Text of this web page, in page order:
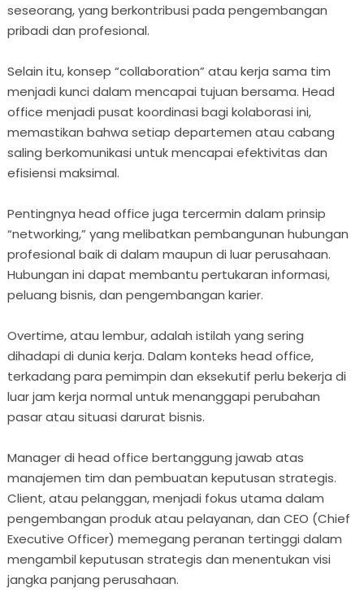
seseorang, yang berkontribusi pada pengembangan
pribadi dan profesional.
Selain itu, konsep “collaboration” atau kerja sama tim
menjadi kunci dalam mencapai tujuan bersama. Head
office menjadi pusat koordinasi bagi kolaborasi ini,
memastikan bahwa setiap departemen atau cabang
saling berkomunikasi untuk mencapai efektivitas dan
efisiensi maksimal.
Pentingnya head office juga tercermin dalam prinsip
“networking,” yang melibatkan pembangunan hubungan
profesional baik di dalam maupun di luar perusahaan.
Hubungan ini dapat membantu pertukaran informasi,
peluang bisnis, dan pengembangan karier.
Overtime, atau lembur, adalah istilah yang sering
dihadapi di dunia kerja. Dalam konteks head office,
terkadang para pemimpin dan eksekutif perlu bekerja di
luar jam kerja normal untuk menanggapi perubahan
pasar atau situasi darurat bisnis.
Manager di head office bertanggung jawab atas
manajemen tim dan pembuatan keputusan strategis.
Client, atau pelanggan, menjadi fokus utama dalam
pengembangan produk atau pelayanan, dan CEO (Chief
Executive Officer) memegang peranan tertinggi dalam
mengambil keputusan strategis dan menentukan visi
jangka panjang perusahaan.